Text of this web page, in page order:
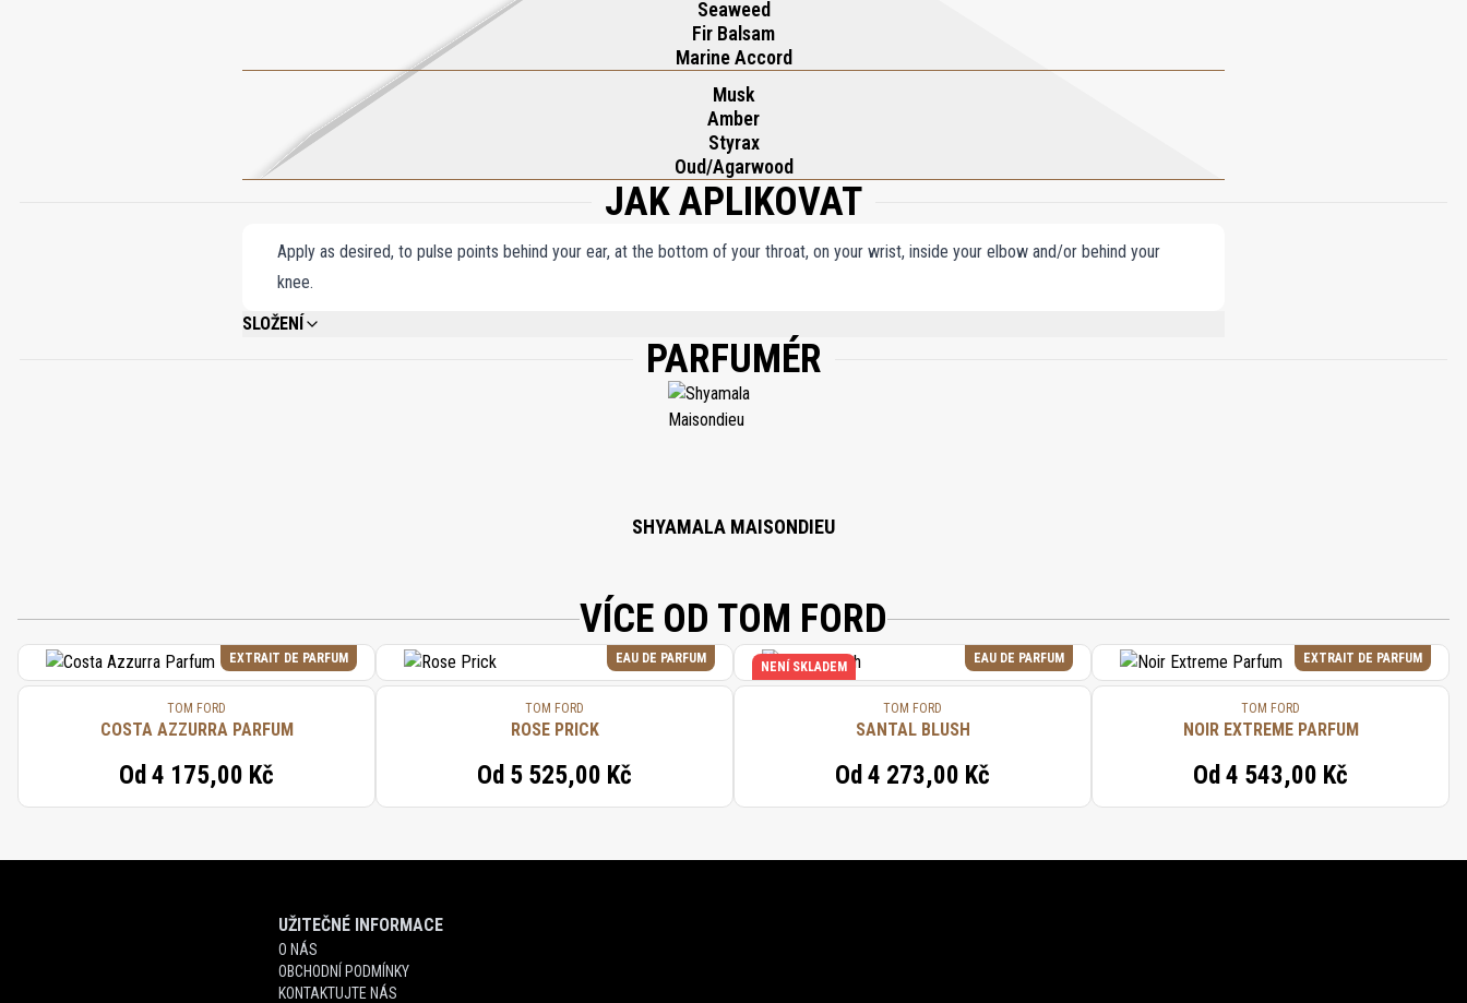
Seaweed
Fir Balsam
Marine Accord
Musk
Amber
Styrax
Oud/Agarwood
JAK APLIKOVAT
Apply as desired, to pulse points behind your ear, at the bottom of your throat, on your wrist, inside your elbow and/or behind your
knee.
SLOŽENÍ
ALCOHOL DENAT., FRAGRANCE (PARFUM), WATER AQUA EAU, BENZYL SALICYLATE, TOCOPHEROL, FARNESOL, LIMONENE, EUGENOL, LINALOOL, BENZYL ALCOHOL,
ISOEUGENOL, CITRIC ACID, PENTAERYTHRITYL TETRA-DI-T-BUTYL HYDROXYHYDROCINNAMATE, BHT, PHENOXYETHANOL.
PARFUMÉR
SHYAMALA MAISONDIEU
VÍCE OD TOM FORD
EXTRAIT DE PARFUM
TOM FORD
COSTA AZZURRA PARFUM
Od 4 175,00 Kč
EAU DE PARFUM
TOM FORD
ROSE PRICK
Od 5 525,00 Kč
EAU DE PARFUM
NENÍ SKLADEM
TOM FORD
SANTAL BLUSH
Od 4 273,00 Kč
EXTRAIT DE PARFUM
TOM FORD
NOIR EXTREME PARFUM
Od 4 543,00 Kč
UŽITEČNÉ INFORMACE
O NÁS
OBCHODNÍ PODMÍNKY
KONTAKTUJTE NÁS